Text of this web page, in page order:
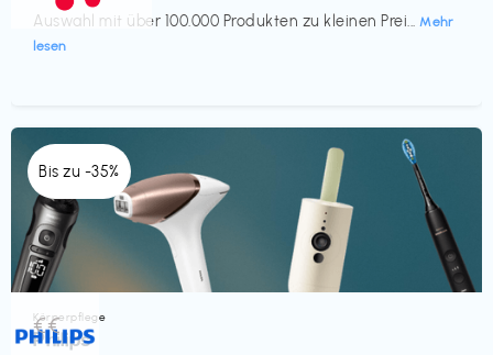
Auswahl mit über 100.000 Produkten zu kleinen Prei... Mehr
lesen
Bis zu -35%
Körperpflege
Philips
€€‎